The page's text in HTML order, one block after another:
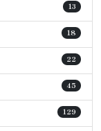
13
18
22
45
129